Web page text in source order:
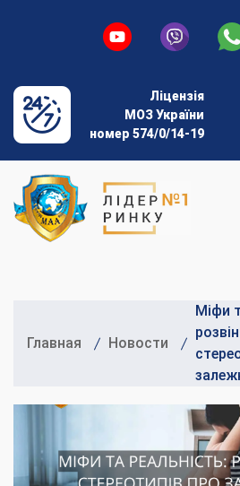
Ліцензія
МОЗ України
номер 574/0/14-19
Главная Новости
Міфи